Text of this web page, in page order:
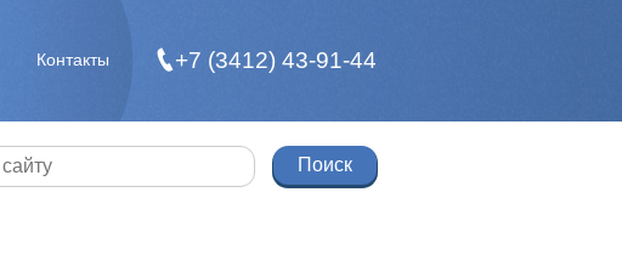
Контакты +7 (3412) 43-91-44